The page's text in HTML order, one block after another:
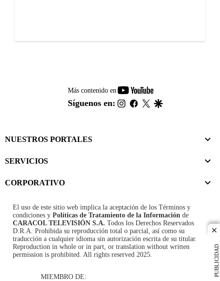
PUBLICIDAD
Más contenido en
youtube-
footer
Síguenos en: instagram
facebook
twitter
NUESTROS PORTALES
SERVICIOS
CORPORATIVO
El uso de este sitio web implica la aceptación de los Términos y
condiciones y Políticas de Tratamiento de la Información de
CARACOL TELEVISIÓN S.A. Todos los Derechos Reservados
D.R.A. Prohibida su reproducción total o parcial, así como su
traducción a cualquier idioma sin autorización escrita de su titular.
Reproduction in whole or in part, or translation without written
permission is prohibited. All rights reserved 2025.
MIEMBRO DE: